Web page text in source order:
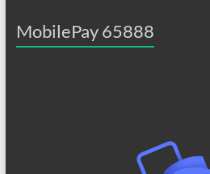
MobilePay 65888